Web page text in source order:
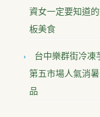
資女一定要知道的
板美食
台中樂群街冷凍
第五市場人氣消
品